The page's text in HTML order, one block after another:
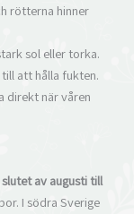
rötterna hinner
sol eller torka.
att hålla fukten.
direkt när våren
av augusti till
I södra Sverige